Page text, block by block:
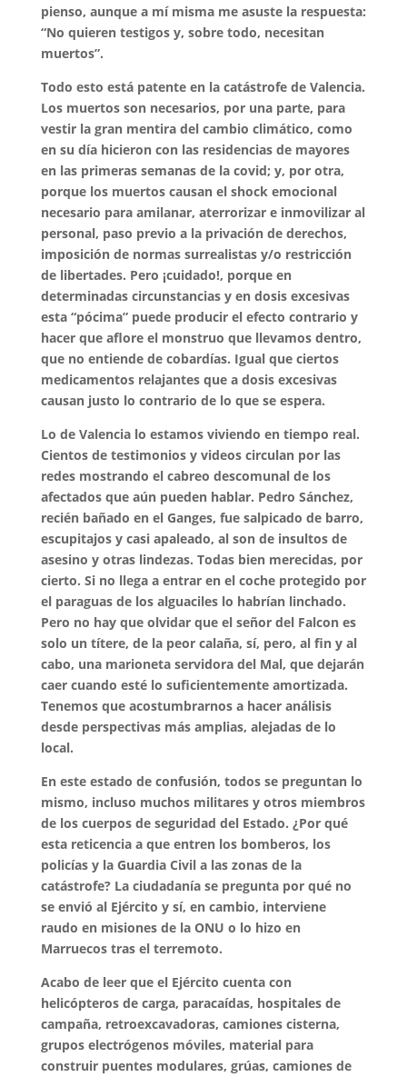
pienso, aunque a mí misma me asuste la respuesta:
“No quieren testigos y, sobre todo, necesitan
muertos”.
Todo esto está patente en la catástrofe de Valencia.
Los muertos son necesarios, por una parte, para
vestir la gran mentira del cambio climático, como
en su día hicieron con las residencias de mayores
en las primeras semanas de la covid; y, por otra,
porque los muertos causan el shock emocional
necesario para amilanar, aterrorizar e inmovilizar al
personal, paso previo a la privación de derechos,
imposición de normas surrealistas y/o restricción
de libertades. Pero ¡cuidado!, porque en
determinadas circunstancias y en dosis excesivas
esta “pócima” puede producir el efecto contrario y
hacer que aflore el monstruo que llevamos dentro,
que no entiende de cobardías. Igual que ciertos
medicamentos relajantes que a dosis excesivas
causan justo lo contrario de lo que se espera.
Lo de Valencia lo estamos viviendo en tiempo real.
Cientos de testimonios y videos circulan por las
redes mostrando el cabreo descomunal de los
afectados que aún pueden hablar. Pedro Sánchez,
recién bañado en el Ganges, fue salpicado de barro,
escupitajos y casi apaleado, al son de insultos de
asesino y otras lindezas. Todas bien merecidas, por
cierto. Si no llega a entrar en el coche protegido por
el paraguas de los alguaciles lo habrían linchado.
Pero no hay que olvidar que el señor del Falcon es
solo un títere, de la peor calaña, sí, pero, al fin y al
cabo, una marioneta servidora del Mal, que dejarán
caer cuando esté lo suficientemente amortizada.
Tenemos que acostumbrarnos a hacer análisis
desde perspectivas más amplias, alejadas de lo
local.
En este estado de confusión, todos se preguntan lo
mismo, incluso muchos militares y otros miembros
de los cuerpos de seguridad del Estado. ¿Por qué
esta reticencia a que entren los bomberos, los
policías y la Guardia Civil a las zonas de la
catástrofe? La ciudadanía se pregunta por qué no
se envió al Ejército y sí, en cambio, interviene
raudo en misiones de la ONU o lo hizo en
Marruecos tras el terremoto.
Acabo de leer que el Ejército cuenta con
helicópteros de carga, paracaídas, hospitales de
campaña, retroexcavadoras, camiones cisterna,
grupos electrógenos móviles, material para
construir puentes modulares, grúas, camiones de